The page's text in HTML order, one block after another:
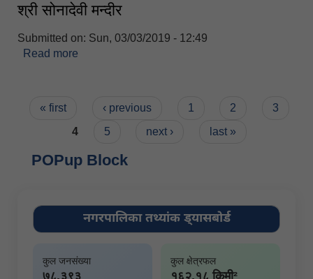
श्री सोनादेवी मन्दीर
Submitted on: Sun, 03/03/2019 - 12:49
Read more
Pages
« first ‹ previous 1 2
3
4
5 next › last »
POPup Block
नगरपालिका तथ्यांक ड्यासबोर्ड
कुल जनसंख्या
७८,३९३
कुल क्षेत्रफल
१६२.१८ किमी²